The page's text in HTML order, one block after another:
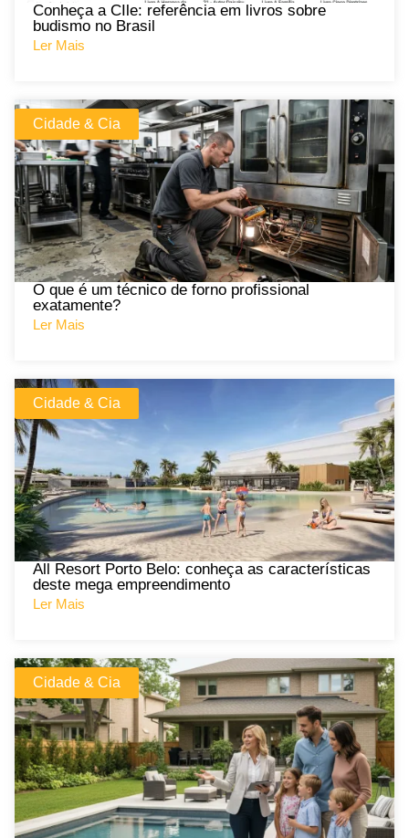
Conheça a CIle: referência em livros sobre
budismo no Brasil
Ler Mais
Cidade & Cia
O que é um técnico de forno profissional
exatamente?
Ler Mais
Cidade & Cia
All Resort Porto Belo: conheça as características
deste mega empreendimento
Ler Mais
Cidade & Cia